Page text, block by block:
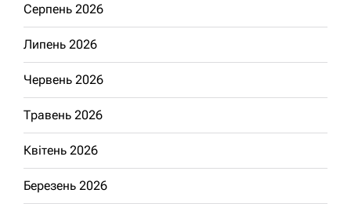
Серпень 2026
Липень 2026
Червень 2026
Травень 2026
Квітень 2026
Березень 2026